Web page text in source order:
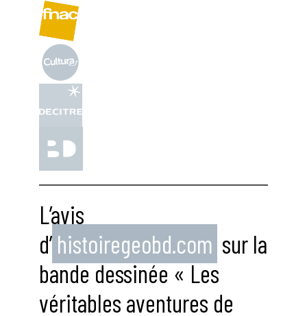
L’avis
d’ histoiregeobd.com sur la
bande dessinée « Les
véritables aventures de